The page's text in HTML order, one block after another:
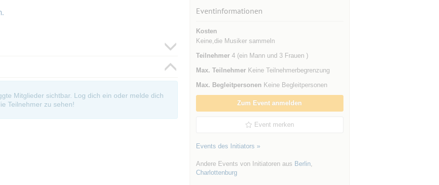
Mitglieder sichtbar. Log dich ein oder melde dich
Teilnehmer zu sehen!
Eventinformationen
Kosten
Keine,die Musiker sammeln
Teilnehmer4 (ein Mann und 3 Frauen )
Max. TeilnehmerKeine Teilnehmerbegrenzung
Max. Begleitpersonen Keine Begleitpersonen
Zum Event anmelden
Event merken
Events des Initiators »
Andere Events von Initiatoren aus Berlin,
Charlottenburg